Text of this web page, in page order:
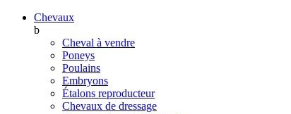
Chevaux
b
Cheval à vendre
Poneys
Poulains
Embryons
Étalons reproducteur
Chevaux de dressage